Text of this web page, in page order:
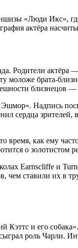
«Люди Икс»,
актёра
Родители
брата-
близнецов
Надпись
сердца зрителей,
как ему
о золотистом
Earnscliffe и
чем ставили их
и его
роль Чарли.